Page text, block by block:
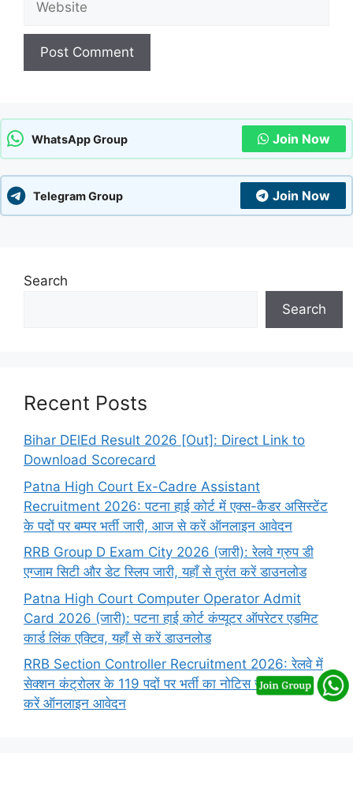
WhatsApp Group Join Now
Telegram Group Join Now
Search
Search
Recent Posts
Bihar DElEd Result 2026 [Out]: Direct Link to
Download Scorecard
Patna High Court Ex-Cadre Assistant
Recruitment 2026: पटना हाई कोर्ट में एक्स-कैडर असिस्टेंट
के पदों पर बम्पर भर्ती जारी, आज से करें ऑनलाइन आवेदन
RRB Group D Exam City 2026 (जारी): रेलवे ग्रुप डी
एग्जाम सिटी और डेट स्लिप जारी, यहाँ से तुरंत करें डाउनलोड
Patna High Court Computer Operator Admit
Card 2026 (जारी): पटना हाई कोर्ट कंप्यूटर ऑपरेटर एडमिट
कार्ड लिंक एक्टिव, यहाँ से करें डाउनलोड
RRB Section Controller Recruitment 2026: रेलवे में
सेक्शन कंट्रोलर के 119 पदों पर भर्ती का नोटिस जारी, यहाँ से
करें ऑनलाइन आवेदन